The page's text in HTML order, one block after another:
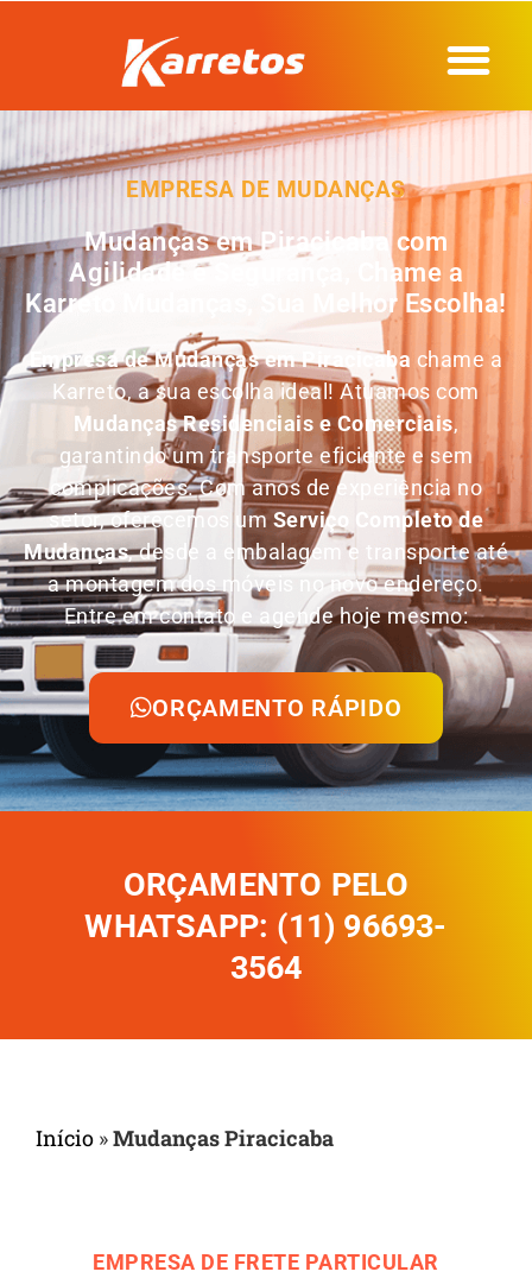
EMPRESA DE MUDANÇAS
Mudanças em Piracicaba com
Agilidade e Segurança, Chame a
Karreto Mudanças, Sua Melhor Escolha!
Empresa de Mudanças emPiracicaba chame a
Karreto, a sua escolha ideal! Atuamos com
Mudanças Residenciais e Comerciais,
garantindo um transporte eficiente e sem
complicações. Com anos de experiência no
setor, oferecemos umServiço Completo de
Mudanças, desde a embalagem e transporte até
a montagem dos móveis no novo endereço.
Entre em contato e agende hoje mesmo:
ORÇAMENTO RÁPIDO
ORÇAMENTO PELO
WHATSAPP: (11) 96693-
3564
Início »Mudanças Piracicaba
EMPRESA DE FRETE PARTICULAR